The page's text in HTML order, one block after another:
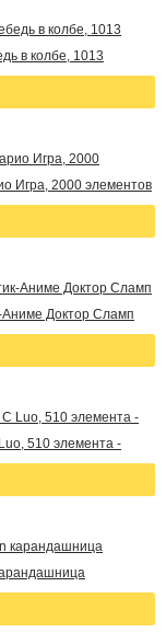
в колбе, 1013
Игра, 2000 элементов
Аниме Доктор Сламп
510 элемента -